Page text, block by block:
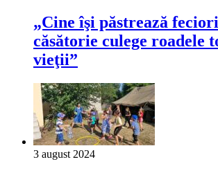
„Cine îşi păstrează
căsătorie culege roadele
vieţii”
3 august 2024